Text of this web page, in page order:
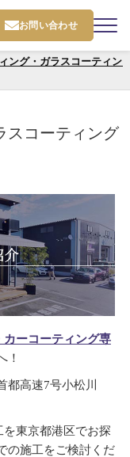
お問い合わせ
ング・ガラスコーティン
スコーティング
ーコーティング専
！
高速7号小松川
東京都港区でお探
の施工をご検討くだ